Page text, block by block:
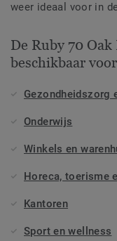
weer ideaal voor in
De Ruby 70
beschikbaar
Gezondheidszorg
Onderwijs
Winkels en
Horeca, toerisme
Kantoren
Sport en wellness